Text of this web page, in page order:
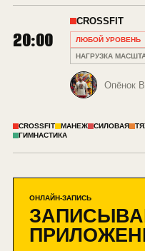
20:00
CROSSFIT
ЛЮБОЙ УРОВЕНЬ
НАГРУЗКА
Опёнок
CROSSFIT МАНЕЖ СИЛОВАЯ
ГИМНАСТИКА
ОНЛАЙН-ЗАПИСЬ